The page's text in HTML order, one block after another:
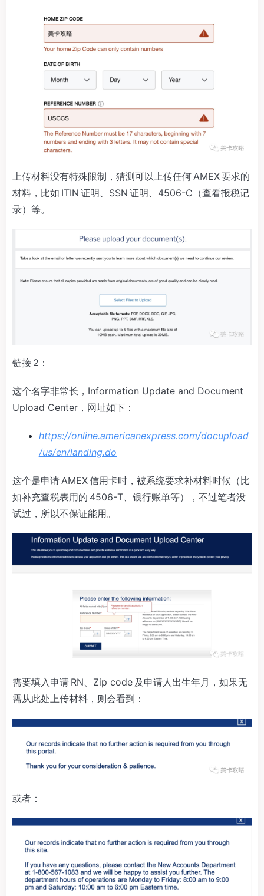
上传材料没有特殊限制，猜测可以上传任何 AMEX 要求的
材料，比如 ITIN 证明、SSN 证明、4506-C（查看报税记
录）等。
链接 2：
这个名字非常长，Information Update and Document
Upload Center，网址如下：
https://online.americanexpress.com/docupload
/us/en/landing.do
这个是申请 AMEX 信用卡时，被系统要求补材料时候（比
如补充查税表用的 4506-T、银行账单等），不过笔者没
试过，所以不保证能用。
需要填入申请 RN、Zip code 及申请人出生年月，如果无
需从此处上传材料，则会看到：
或者：